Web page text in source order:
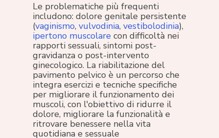
Le problematiche più frequenti
includono: dolore genitale persistente
(vaginismo,vulvodinia,vestibolodinia),
ipertono muscolare con difficoltà nei
rapporti sessuali, sintomi post-
gravidanza o post-intervento
ginecologico. La riabilitazione del
pavimento pelvico è un percorso che
integra esercizi e tecniche specifiche
per migliorare il funzionamento dei
muscoli, con l'obiettivo di ridurre il
dolore, migliorare la funzionalità e
ritrovare benessere nella vita
quotidiana e sessuale